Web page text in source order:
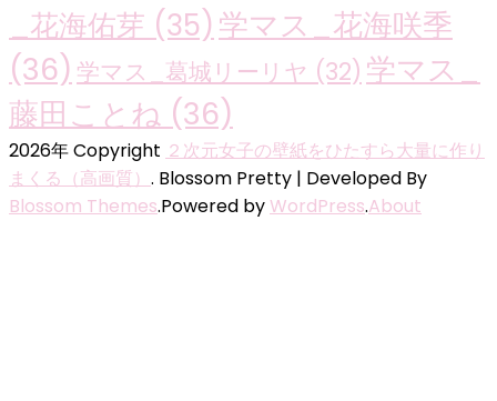
_花海佑芽 (35) 学マス_花海咲季
(36) 学マス_葛城リーリヤ (32) 学マス_
藤田ことね (36)
2026年 Copyright ２次元女子の壁紙をひたすら大量に作り
まくる（高画質） . Blossom Pretty | Developed By
Blossom Themes.Powered byWordPress.About